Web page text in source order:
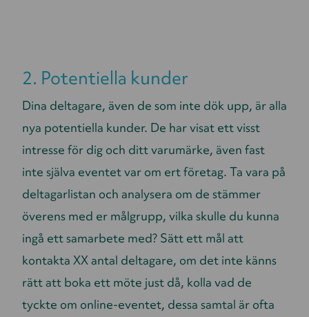
2. Potentiella kunder
Dina deltagare, även de som inte dök upp, är alla
nya potentiella kunder. De har visat ett visst
intresse för dig och ditt varumärke, även fast
inte själva eventet var om ert företag. Ta vara på
deltagarlistan och analysera om de stämmer
överens med er målgrupp, vilka skulle du kunna
ingå ett samarbete med? Sätt ett mål att
kontakta XX antal deltagare, om det inte känns
rätt att boka ett möte just då, kolla vad de
tyckte om online-eventet, dessa samtal är ofta